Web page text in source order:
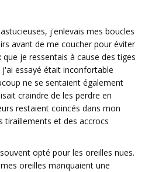
j'enlevais mes boucles
avant de me coucher pour éviter
je ressentais à cause des tiges
essayé était inconfortable
ne se sentaient également
craindre de les perdre en
restaient coincés dans mon
tiraillements et des accrocs
opté pour les oreilles nues.
mes oreilles manquaient une